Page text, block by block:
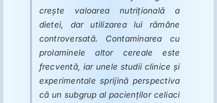
creşte valoarea nutriţională a
dietei, dar utilizarea lui rămâne
controversată. Contaminarea cu
prolaminele altor cereale este
frecventă, iar unele studii clinice şi
experimentale sprijină perspectiva
că un subgrup al pacienţilor celiaci